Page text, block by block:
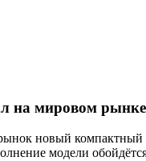
на мировом рынке
новый
модели